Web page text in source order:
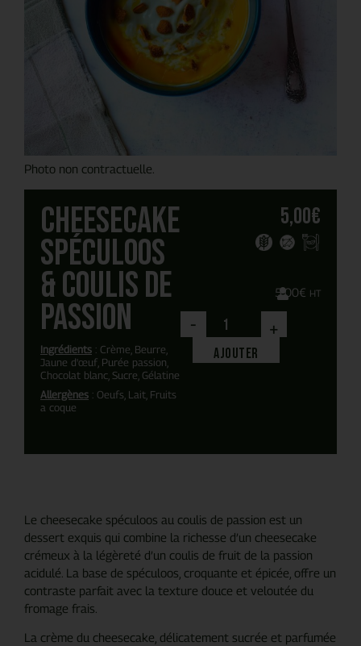
Photo non contractuelle.
Cheesecake
spéculoos
& coulis de
passion
Ingrédients : Crème, Beurre,
Jaune d'œuf, Purée passion,
Chocolat blanc, Sucre, Gélatine
Allergènes : Oeufs, Lait, Fruits
a coque
5,00€
5,00€ HT
- +
Ajouter
Le cheesecake spéculoos au coulis de passion est un
dessert exquis qui combine la richesse d’un cheesecake
crémeux à la légèreté d’un coulis de fruit de la passion
acidulé. La base de spéculoos, croquante et épicée, offre un
contraste parfait avec la texture douce et veloutée du
fromage frais.
La crème du cheesecake, délicatement sucrée et parfumée